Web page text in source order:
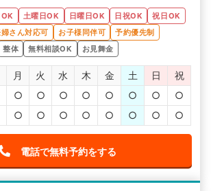
土曜日OK 日曜日OK 日祝OK
祝日OK
さん対応可 お子様同伴可
予約優先制
整体 無料相談OK お見舞金
月 火 水 木 金 土 日
祝
○ ○ ○ ○ ○ ○ ○
○
○ ○ ○ ○ ○ ○ ○ ○
電話で無料予約をする